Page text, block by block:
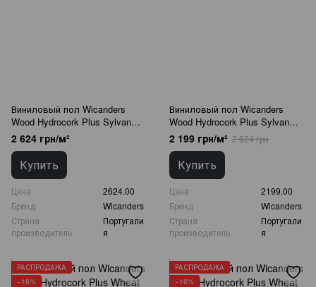
Виниловый пол Wicanders
Wood Hydrocork Plus Sylvan
Brown Oak B5WQ001
2 624 грн/м²
Купить
Цена
2624.00
Бренд
Wicanders
Страна
производитель
Португали
я
Виниловый пол Wicanders
Wood Hydrocork Plus Sylvan
Gold Oak B5L8001
2 199 грн/м² 2 624 грн
Купить
Цена
2199.00
Бренд
Wicanders
Страна
производитель
Португали
я
РАСПРОДАЖА
−16%
РАСПРОДАЖА
−16%